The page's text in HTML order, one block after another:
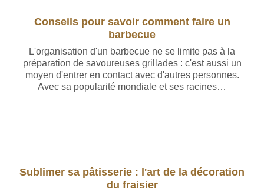
Conseils pour savoir comment faire un
barbecue
L'organisation d'un barbecue ne se limite pas à la
préparation de savoureuses grillades : c'est aussi un
moyen d'entrer en contact avec d'autres personnes.
Avec sa popularité mondiale et ses racines…
Sublimer sa pâtisserie : l'art de la décoration
du fraisier